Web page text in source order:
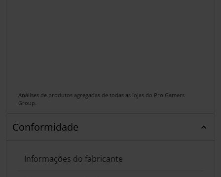
Análises de produtos agregadas de todas as lojas do Pro Gamers
Group.
Conformidade
Informações do fabricante